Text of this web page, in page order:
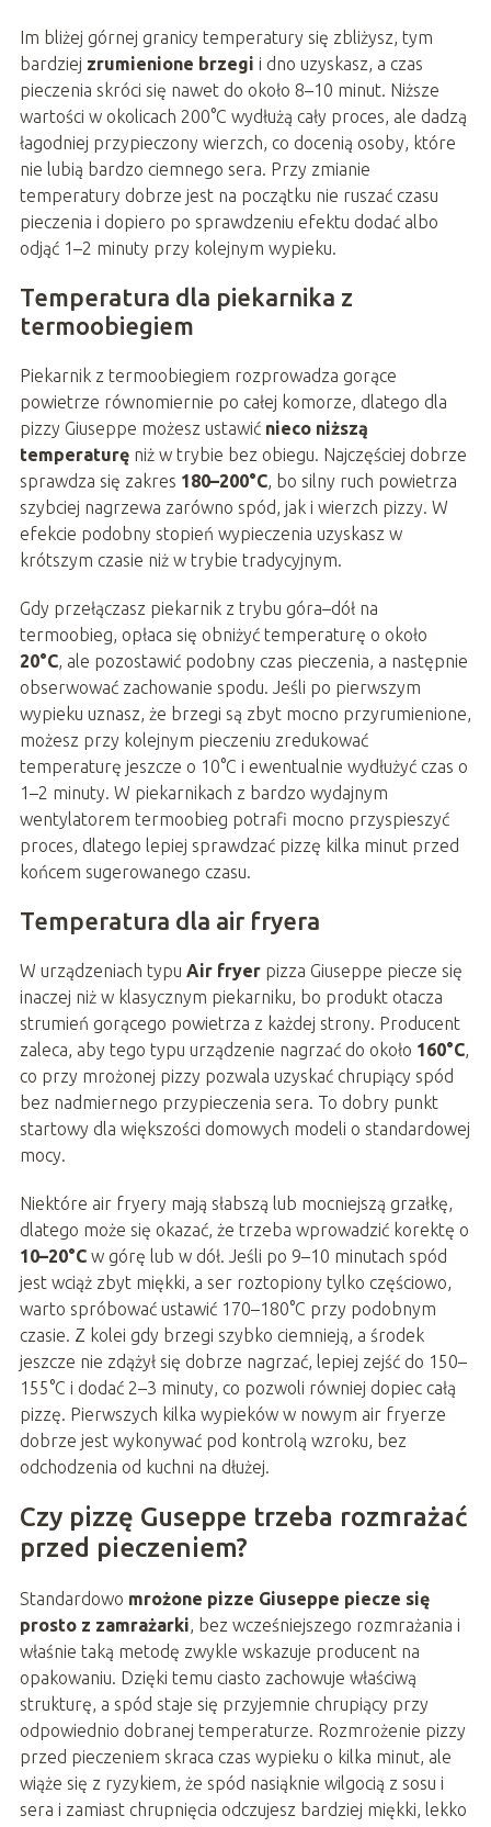
Im bliżej górnej granicy temperatury się zbliżysz, tym
bardziej zrumienione brzegi i dno uzyskasz, a czas
pieczenia skróci się nawet do około 8–10 minut. Niższe
wartości w okolicach 200°C wydłużą cały proces, ale dadzą
łagodniej przypieczony wierzch, co docenią osoby, które
nie lubią bardzo ciemnego sera. Przy zmianie
temperatury dobrze jest na początku nie ruszać czasu
pieczenia i dopiero po sprawdzeniu efektu dodać albo
odjąć 1–2 minuty przy kolejnym wypieku.
Temperatura dla piekarnika z
termoobiegiem
Piekarnik z termoobiegiem rozprowadza gorące
powietrze równomiernie po całej komorze, dlatego dla
pizzy Giuseppe możesz ustawić nieco niższą
temperaturęniż w trybie bez obiegu. Najczęściej dobrze
sprawdza się zakres 180–200°C, bo silny ruch powietrza
szybciej nagrzewa zarówno spód, jak i wierzch pizzy. W
efekcie podobny stopień wypieczenia uzyskasz w
krótszym czasie niż w trybie tradycyjnym.
Gdy przełączasz piekarnik z trybu góra–dół na
termoobieg, opłaca się obniżyć temperaturę o około
20°C, ale pozostawić podobny czas pieczenia, a następnie
obserwować zachowanie spodu. Jeśli po pierwszym
wypieku uznasz, że brzegi są zbyt mocno przyrumienione,
możesz przy kolejnym pieczeniu zredukować
temperaturę jeszcze o 10°C i ewentualnie wydłużyć czas o
1–2 minuty. W piekarnikach z bardzo wydajnym
wentylatorem termoobieg potrafi mocno przyspieszyć
proces, dlatego lepiej sprawdzać pizzę kilka minut przed
końcem sugerowanego czasu.
Temperatura dla air fryera
W urządzeniach typu Air fryerpizza Giuseppe piecze się
inaczej niż w klasycznym piekarniku, bo produkt otacza
strumień gorącego powietrza z każdej strony. Producent
zaleca, aby tego typu urządzenie nagrzać do około 160°C,
co przy mrożonej pizzy pozwala uzyskać chrupiący spód
bez nadmiernego przypieczenia sera. To dobry punkt
startowy dla większości domowych modeli o standardowej
mocy.
Niektóre air fryery mają słabszą lub mocniejszą grzałkę,
dlatego może się okazać, że trzeba wprowadzić korektę o
10–20°Cw górę lub w dół. Jeśli po 9–10 minutach spód
jest wciąż zbyt miękki, a ser roztopiony tylko częściowo,
warto spróbować ustawić 170–180°C przy podobnym
czasie. Z kolei gdy brzegi szybko ciemnieją, a środek
jeszcze nie zdążył się dobrze nagrzać, lepiej zejść do 150–
155°C i dodać 2–3 minuty, co pozwoli równiej dopiec całą
pizzę. Pierwszych kilka wypieków w nowym air fryerze
dobrze jest wykonywać pod kontrolą wzroku, bez
odchodzenia od kuchni na dłużej.
Czy pizzę Guseppe trzeba rozmrażać
przed pieczeniem?
Standardowo mrożone pizze Giuseppe piecze się
prosto z zamrażarki , bez wcześniejszego rozmrażania i
właśnie taką metodę zwykle wskazuje producent na
opakowaniu. Dzięki temu ciasto zachowuje właściwą
strukturę, a spód staje się przyjemnie chrupiący przy
odpowiednio dobranej temperaturze. Rozmrożenie pizzy
przed pieczeniem skraca czas wypieku o kilka minut, ale
wiąże się z ryzykiem, że spód nasiąknie wilgocią z sosu i
sera i zamiast chrupnięcia odczujesz bardziej miękki, lekko